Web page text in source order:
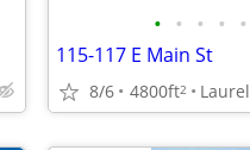
• • • • •
115-117 E Main St
8/6 4800ft2 Laurel